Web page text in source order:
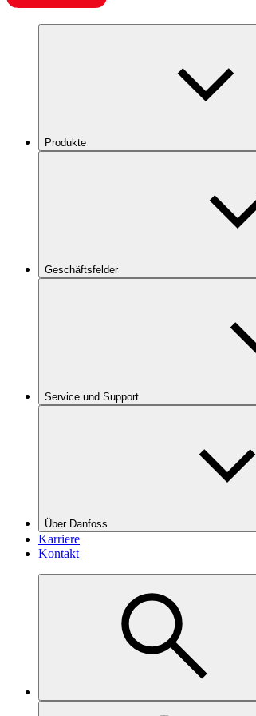
Produkte
Geschäftsfelder
Service und Support
Über Danfoss
Karriere
Kontakt